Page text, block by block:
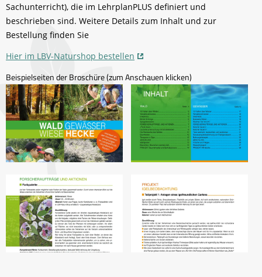
Sachunterricht), die im LehrplanPLUS definiert und
beschrieben sind. Weitere Details zum Inhalt und zur
Bestellung finden Sie
Hier im LBV-Naturshop bestellen
Beispielseiten der Broschüre (zum Anschauen klicken)